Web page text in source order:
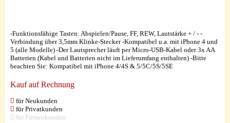
-Funktionsfähige Tasten: Abspielen/Pause, FF, REW, Lautstärke + / - -
Verbindung über 3,5mm Klinke-Stecker -Kompatibel u.a. mit iPhone 4 und
5 (alle Modelle) -Der Lautsprecher läuft per Micro-USB-Kabel oder 3x AA
Batterien (Kabel und Batterien nicht im Lieferumfang enthalten) -Bitte
beachten Sie: Kompatibel mit iPhone 4/4S & 5/5C/5S/5SE
Kauf auf Rechnung
für Neukunden
für Privatkunden
für Firmenkunden